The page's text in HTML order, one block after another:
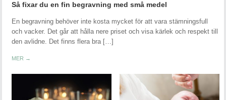
Så fixar du en fin begravning med små medel
En begravning behöver inte kosta mycket för att vara stämningsfull
och vacker. Det går att hålla nere priset och visa kärlek och respekt till
den avlidne. Det finns flera bra […]
MER →